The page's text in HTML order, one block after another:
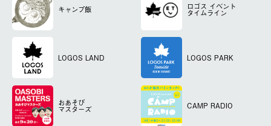
キャンプ飯 ロゴス イベント
タイムライン
LOGOS LAND LOGOS PARK
おあそび
マスターズ CAMP RADIO